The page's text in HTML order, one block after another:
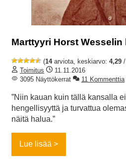
Marttyyri Horst Wesselin
(14arviota, keskiarvo: 4,29
Toimitus
11.11.2016
3095 Näyttökerrat
11 Kommenttia
”Niin kauan kuin tällä kansalla
hengellisyyttä ja turvattua
näitä halua.”
Lue lisää